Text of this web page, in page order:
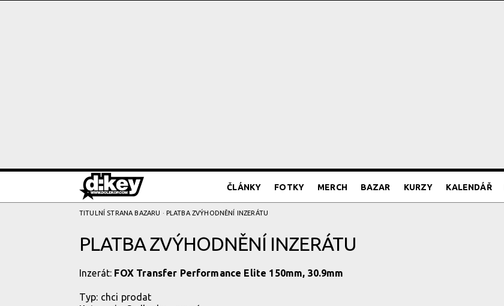
ČLÁNKY FOTKY MERCH BAZAR KURZY KALENDÁŘ
TITULNÍ STRANA BAZARU · PLATBA ZVÝHODNĚNÍ­ INZERÁTU
PLATBA ZVÝHODNĚNÍ­ INZERÁTU
Inzerát: FOX Transfer Performance Elite 150mm, 30.9mm
Typ: chci prodat